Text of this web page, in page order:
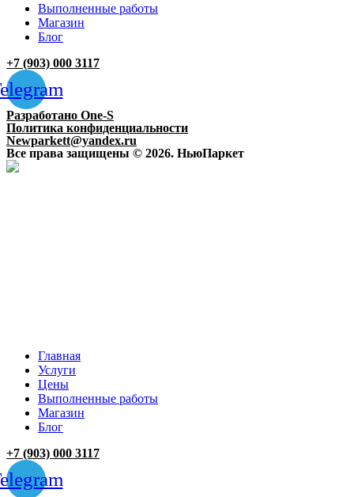
Выполненные работы
Магазин
Блог
+7 (903) 000 3117
Разработано One-S
Политика конфиденциальности
Newparkett@yandex.ru
Все права защищены © 2026. НьюПаркет
Главная
Услуги
Цены
Выполненные работы
Магазин
Блог
+7 (903) 000 3117